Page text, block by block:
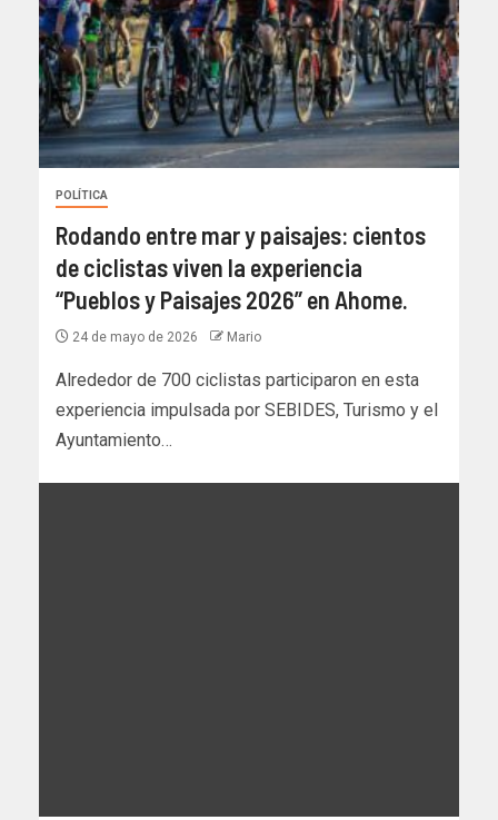
POLÍTICA
Rodando entre mar y paisajes: cientos
de ciclistas viven la experiencia
“Pueblos y Paisajes 2026” en Ahome.
24 de mayo de 2026 Mario
Alrededor de 700 ciclistas participaron en esta
experiencia impulsada por SEBIDES, Turismo y el
Ayuntamiento…